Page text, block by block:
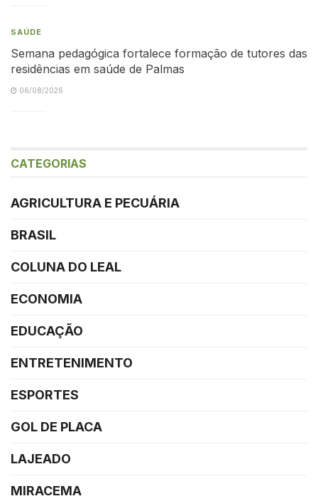
SAÚDE
Semana pedagógica fortalece formação de tutores das
residências em saúde de Palmas
06/08/2026
CATEGORIAS
AGRICULTURA E PECUÁRIA
BRASIL
COLUNA DO LEAL
ECONOMIA
EDUCAÇÃO
ENTRETENIMENTO
ESPORTES
GOL DE PLACA
LAJEADO
MIRACEMA